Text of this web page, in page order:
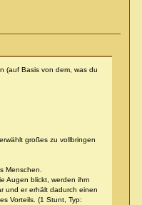
(auf Basis von dem, was du
großes zu vollbringen
Menschen.
Augen blickt, werden ihm
und er erhält dadurch einen
Vorteils. (1 Stunt, Typ: